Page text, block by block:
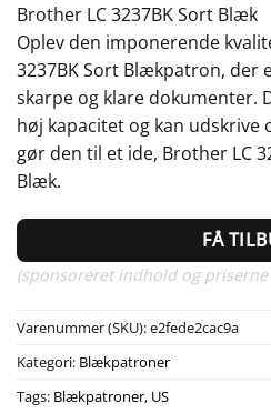
Brother LC 3237BK Sort Blæk
Oplev den imponerende
3237BK Sort Blækpatron, der
skarpe og klare dokumenter.
høj kapacitet og kan udskrive
gør den til et ide, Brother LC
Blæk.
FÅ
(sponsoreret indhold og
Varenummer (SKU):e2fede2cac9a
Kategori: Blækpatroner
Tags: Blækpatroner, US